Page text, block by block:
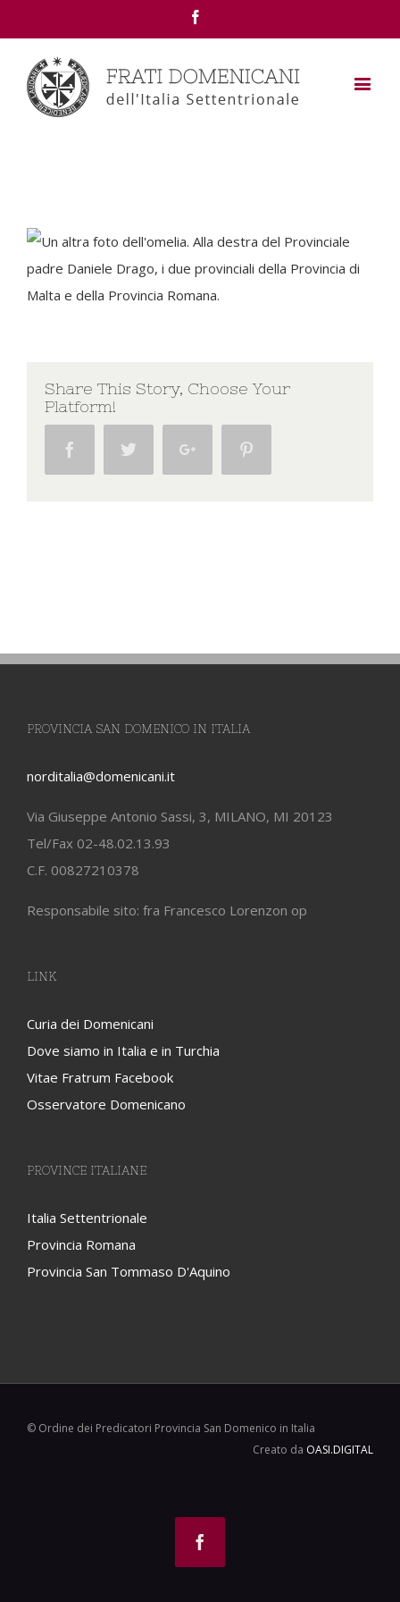
Share This Story, Choose Your
Platform!
Facebook Twitter Google+
PROVINCIA SAN DOMENICO IN ITALIA
norditalia@domenicani.it
Via Giuseppe Antonio Sassi, 3, MILANO, MI 20123
Tel/Fax 02-48.02.13.93
C.F. 00827210378
Responsabile sito: fra Francesco Lorenzon op
LINK
Curia dei Domenicani
Dove siamo in Italia e in Turchia
Vitae Fratrum Facebook
Osservatore Domenicano
PROVINCE ITALIANE
Italia Settentrionale
Provincia Romana
Provincia San Tommaso D'Aquino
© Ordine dei Predicatori Provincia San Domenico in Italia
Creato da OASI.DIGITAL